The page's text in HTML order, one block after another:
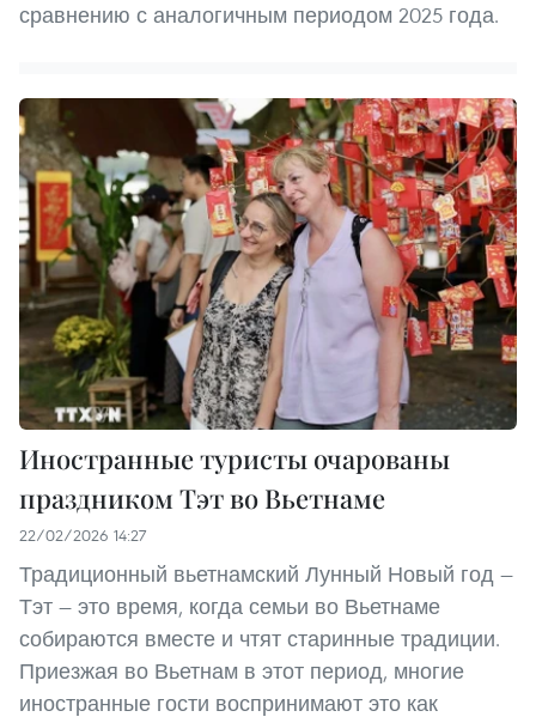
сравнению с аналогичным периодом 2025 года.
Иностранные туристы очарованы
праздником Тэт во Вьетнаме
22/02/2026 14:27
Традиционный вьетнамский Лунный Новый год —
Тэт — это время, когда семьи во Вьетнаме
собираются вместе и чтят старинные традиции.
Приезжая во Вьетнам в этот период, многие
иностранные гости воспринимают это как